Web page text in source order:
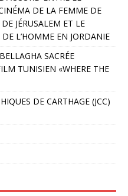
DE LA FEMME DE
JÉRUSALEM ET LE
L’HOMME EN JORDANIE
SACRÉE
TUNISIEN «WHERE THE
DE CARTHAGE (JCC)